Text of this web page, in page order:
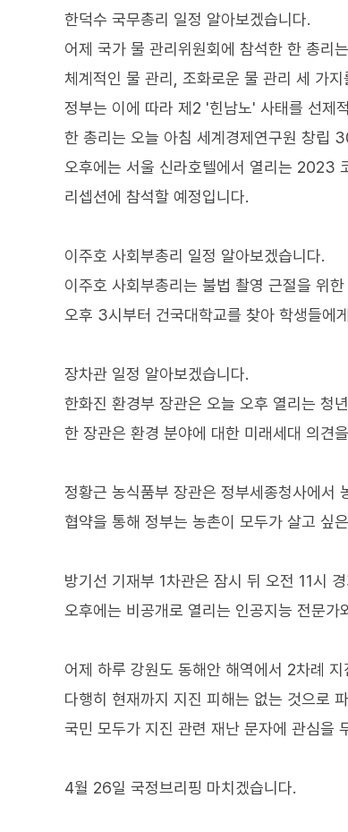
한덕수 국무총리 일정 알아보겠습니다.
어제 국가 물 관리위원회에 참석한 한 총리
체계적인 물 관리, 조화로운 물 관리 세 가
정부는 이에 따라 제2 '힌남노' 사태를 선제
한 총리는 오늘 아침 세계경제연구원 창립
오후에는 서울 신라호텔에서 열리는 2023
리셉션에 참석할 예정입니다.
이주호 사회부총리 일정 알아보겠습니다.
이주호 사회부총리는 불법 촬영 근절을 위
오후 3시부터 건국대학교를 찾아 학생들에
장차관 일정 알아보겠습니다.
한화진 환경부 장관은 오늘 오후 열리는 청
한 장관은 환경 분야에 대한 미래세대 의견
정황근 농식품부 장관은 정부세종청사에서
협약을 통해 정부는 농촌이 모두가 살고 싶
방기선 기재부 1차관은 잠시 뒤 오전 11시
오후에는 비공개로 열리는 인공지능 전문
어제 하루 강원도 동해안 해역에서 2차례
다행히 현재까지 지진 피해는 없는 것으로
국민 모두가 지진 관련 재난 문자에 관심을
4월 26일 국정브리핑 마치겠습니다.